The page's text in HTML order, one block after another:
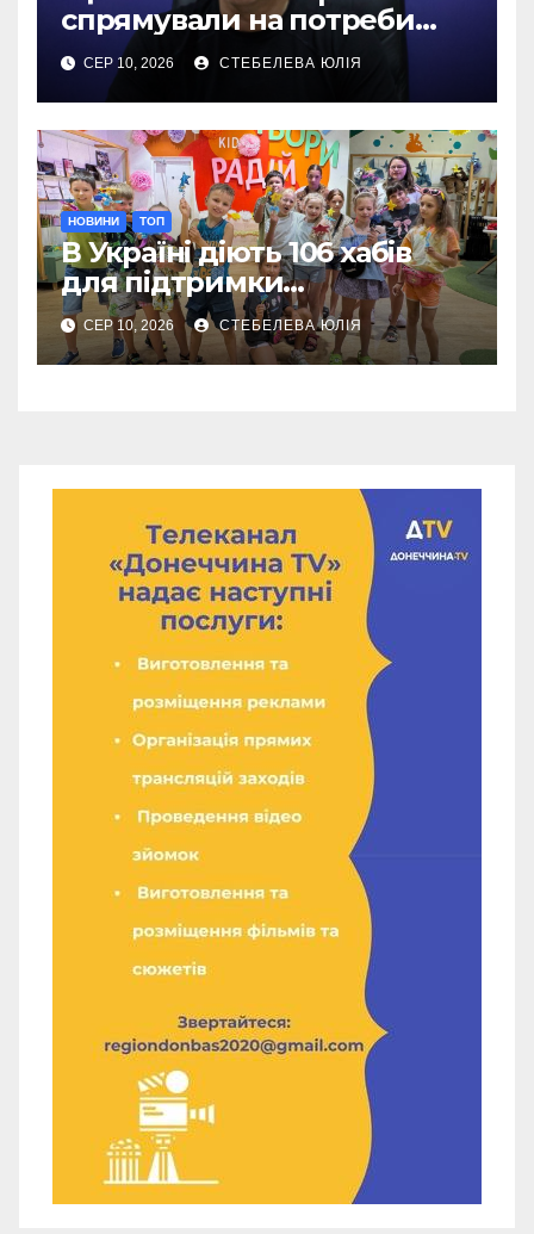
спрямували на потреби
Сил оборони на Донеччині
СЕР 10, 2026 СТЕБЕЛЕВА ЮЛІЯ
НОВИНИ ТОП
В Україні діють 106 хабів
для підтримки
переселенців із Донеччини
СЕР 10, 2026 СТЕБЕЛЕВА ЮЛІЯ